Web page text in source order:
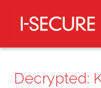
Decrypted: